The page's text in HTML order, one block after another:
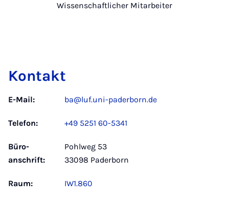
Wissenschaftlicher Mitarbeiter
Kontakt
E-Mail: ba@luf.uni-paderborn.de
Telefon: +49 5251 60-5341
Büro­
anschrift:
Pohlweg 53
33098 Paderborn
Raum: IW1.860